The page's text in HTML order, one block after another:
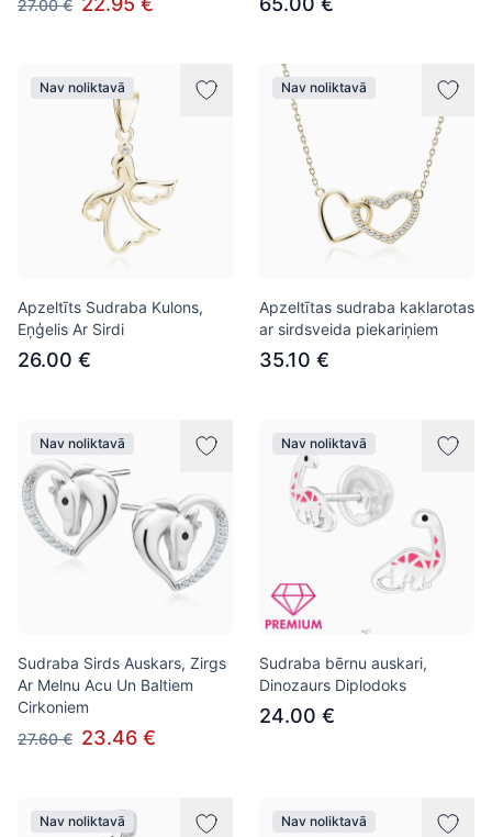
27.00 €
Nav noliktavā
Apzeltīts Sudraba Kulons,
Eņģelis Ar Sirdi
26.00 €
Nav noliktavā
Apzeltītas sudraba kaklarotas
ar sirdsveida piekariņiem
35.10 €
Nav noliktavā
Sudraba Sirds Auskars, Zirgs
Ar Melnu Acu Un Baltiem
Cirkoniem
27.60 € 23.46 €
Nav noliktavā
Sudraba bērnu auskari,
Dinozaurs Diplodoks
24.00 €
Nav noliktavā Nav noliktavā